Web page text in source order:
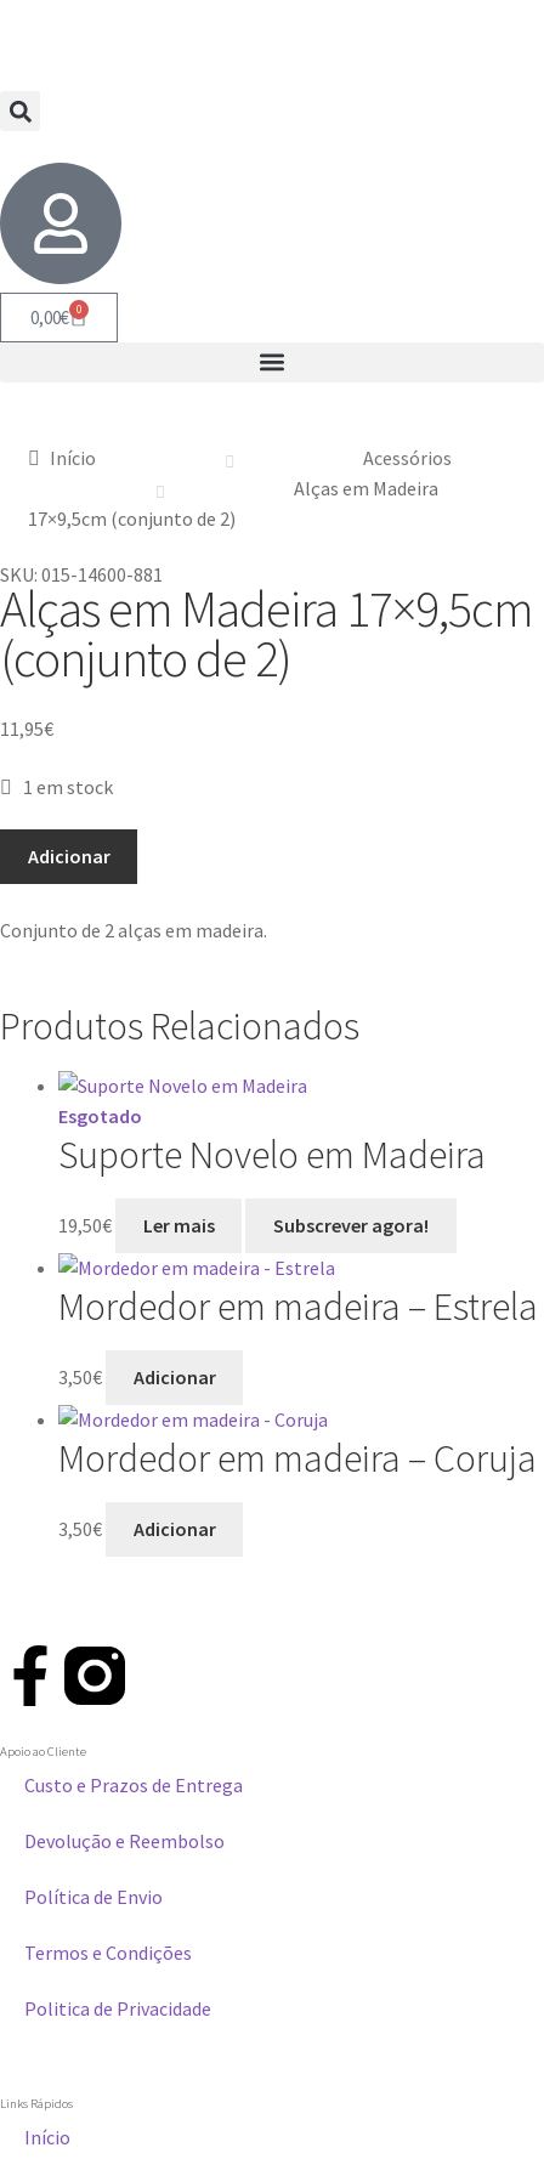
0,00€ 0
Início
Acessórios
Alças em Madeira
17×9,5cm (conjunto de 2)
SKU: 015-14600-881
Alças em Madeira 17×9,5cm
(conjunto de 2)
11,95€
1 em stock
Adicionar
Conjunto de 2 alças em madeira.
Produtos Relacionados
Esgotado
Suporte Novelo em Madeira
19,50€ Ler mais
Mordedor em madeira – Estrela
3,50€ Adicionar
Mordedor em madeira – Coruja
3,50€ Adicionar
Apoio ao Cliente
Custo e Prazos de Entrega
Devolução e Reembolso
Política de Envio
Termos e Condições
Politica de Privacidade
Links Rápidos
Início